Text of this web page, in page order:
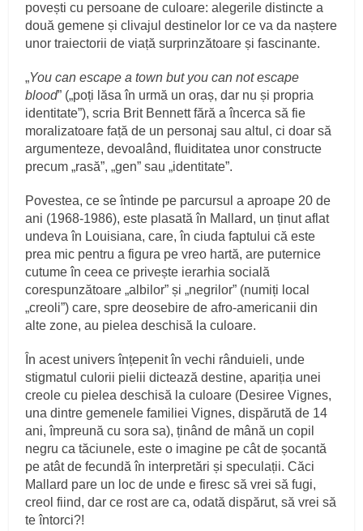
povești cu persoane de culoare: alegerile distincte a
două gemene și clivajul destinelor lor ce va da naștere
unor traiectorii de viață surprinzătoare și fascinante.
„You can escape a town but you can not escape
blood” („poți lăsa în urmă un oraș, dar nu și propria
identitate”), scria Brit Bennett fără a încerca să fie
moralizatoare față de un personaj sau altul, ci doar să
argumenteze, devoalând, fluiditatea unor constructe
precum „rasă”, „gen” sau „identitate”.
Povestea, ce se întinde pe parcursul a aproape 20 de
ani (1968-1986), este plasată în Mallard, un ținut aflat
undeva în Louisiana, care, în ciuda faptului că este
prea mic pentru a figura pe vreo hartă, are puternice
cutume în ceea ce privește ierarhia socială
corespunzătoare „albilor” și „negrilor” (numiți local
„creoli”) care, spre deosebire de afro-americanii din
alte zone, au pielea deschisă la culoare.
În acest univers înțepenit în vechi rânduieli, unde
stigmatul culorii pielii dictează destine, apariția unei
creole cu pielea deschisă la culoare (Desiree Vignes,
una dintre gemenele familiei Vignes, dispărută de 14
ani, împreună cu sora sa), ținând de mână un copil
negru ca tăciunele, este o imagine pe cât de șocantă
pe atât de fecundă în interpretări și speculații. Căci
Mallard pare un loc de unde e firesc să vrei să fugi,
creol fiind, dar ce rost are ca, odată dispărut, să vrei să
te întorci?!